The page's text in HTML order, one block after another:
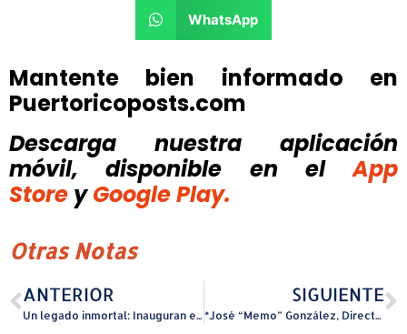
WhatsApp
Mantente bien informado en
Puertoricoposts.com
Descarga nuestra aplicación
móvil, disponible
en el
App
Store y Google Play.
Otras Notas
ANTERIOR
Un legado inmortal: Inauguran en Juncos el Museo Histórico Junqueño Rita Moreno
SIGUIENTE
*José “Memo” González, Director Ejecutivo de la CST, electo representante alterno de la Región 2 de la Governor Highway Safety Association